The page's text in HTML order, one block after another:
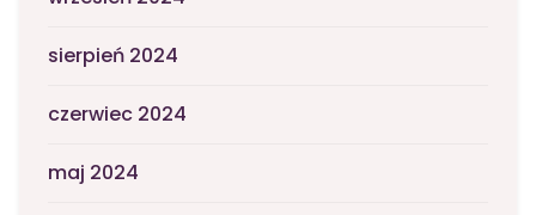
sierpień 2024
czerwiec 2024
maj 2024